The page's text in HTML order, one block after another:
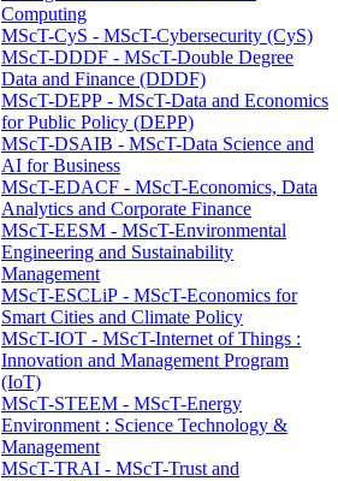
Computing
MScT-CyS - MScT-Cybersecurity (CyS)
MScT-DDDF - MScT-Double Degree
Data and Finance (DDDF)
MScT-DEPP - MScT-Data and Economics
for Public Policy (DEPP)
MScT-DSAIB - MScT-Data Science and
AI for Business
MScT-EDACF - MScT-Economics, Data
Analytics and Corporate Finance
MScT-EESM - MScT-Environmental
Engineering and Sustainability
Management
MScT-ESCLiP - MScT-Economics for
Smart Cities and Climate Policy
MScT-IOT - MScT-Internet of Things :
Innovation and Management Program
(IoT)
MScT-STEEM - MScT-Energy
Environment : Science Technology &
Management
MScT-TRAI - MScT-Trust and